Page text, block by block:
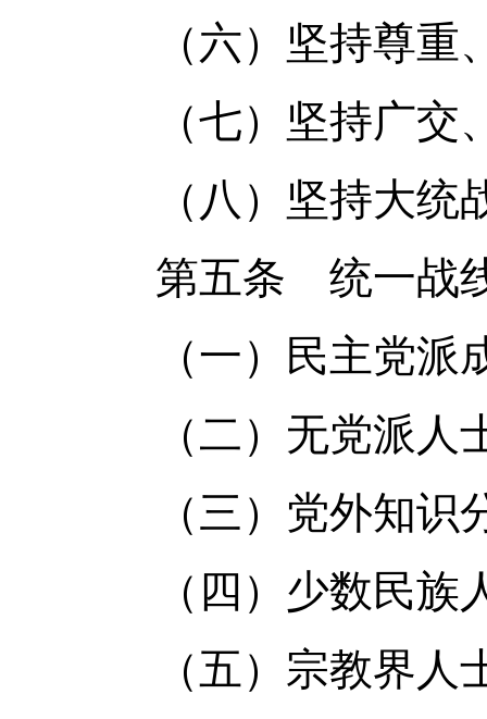
（六）坚持尊重
（七）坚持广交
（八）坚持大统
第五条 统一战线
（一）民主党派
（二）无党派人
（三）党外知识
（四）少数民族
（五）宗教界人